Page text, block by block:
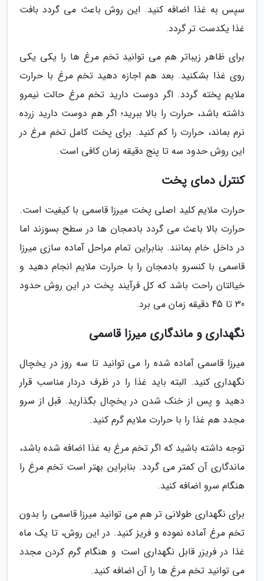
سپس به غذا اضافه کنید. این روش باعث می گردد بافت
غذا یکدست تر گردد.
برای ظاهر زیباتر هم می توانید تخم مرغ ها را یکی یکی
روی غذا بشکنید. بعد هم اجازه دهید تخم مرغ با حرارت
ملایم پخته گردد. اگر دوست دارید تخم مرغ حالت نیمرو
داشته باشد، حرارت را بالا ببرید؛ اگر هم دوست دارید زرده
نرم بماند، حرارت را کم کنید. برای پخت کامل تخم مرغ در
این روش حدود سه تا پنج دقیقه زمان کافی است.
کنترل دمای پخت
حرارت ملایم کلید اصلی پخت میرزا قاسمی با کیفیت است.
حرارت بالا باعث می گردد بادمجان ها در سطح بسوزند اما
در داخل خام بمانند. بنابراین تمام مراحل آماده سازی میرزا
قاسمی با کنسرو بادمجان را با حرارت ملایم انجام دهید و
خیالتان راحت باشد که کل فرآیند پخت در این روش حدود
30 تا 45 دقیقه زمان می برد.
نگهداری و ماندگاری میرزا قاسمی
میرزا قاسمی آماده شده را می توانید تا سه روز در یخچال
نگهداری کنید. البته باید غذا را در ظرف دردار مناسب قرار
دهید و پس از خنک شدن در یخچال بگذارید. قبل از سرو
مجدد هم غذا را با حرارت ملایم گرم کنید.
توجه داشته باشید که اگر تخم مرغ به غذا اضافه شده باشد،
ماندگاری آن کمتر می گردد. بنابراین بهتر است تخم مرغ را
هنگام سرو اضافه کنید.
برای نگهداری طولانی تر هم می توانید میرزا قاسمی را بدون
تخم مرغ آماده نموده و فریز کنید. در این روش، تا یک ماه
غذا در فریزر قابل نگهداری است و هنگام گرم کردن مجدد
می توانید تخم مرغ ها را آن اضافه کنید.